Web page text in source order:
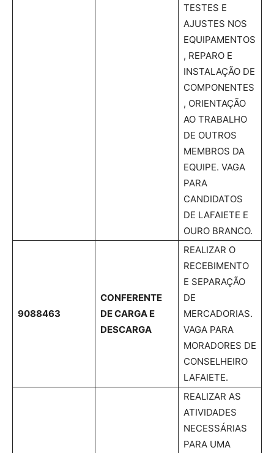
TESTES E
AJUSTES NOS
EQUIPAMENTOS
, REPARO E
INSTALAÇÃO DE
COMPONENTES
, ORIENTAÇÃO
AO TRABALHO
DE OUTROS
MEMBROS DA
EQUIPE. VAGA
PARA
CANDIDATOS
DE LAFAIETE E
OURO BRANCO.
9088463
CONFERENTE
DE CARGA E
DESCARGA
REALIZAR O
RECEBIMENTO
E SEPARAÇÃO
DE
MERCADORIAS.
VAGA PARA
MORADORES DE
CONSELHEIRO
LAFAIETE.
REALIZAR AS
ATIVIDADES
NECESSÁRIAS
PARA UMA